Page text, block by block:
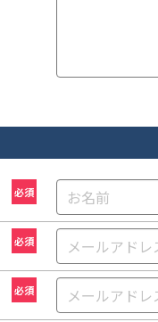
必須
必須
必須